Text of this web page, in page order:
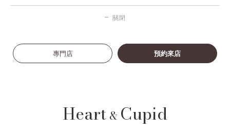
關閉
專門店 預約來店
Heart & Cupid